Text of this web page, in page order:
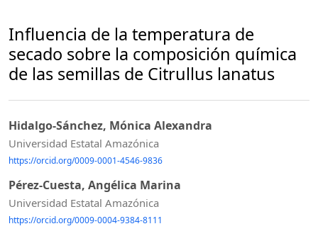
Influencia de la temperatura de
secado sobre la composición química
de las semillas de Citrullus lanatus
Hidalgo-Sánchez, Mónica Alexandra
Universidad Estatal Amazónica
https://orcid.org/0009-0001-4546-9836
Pérez-Cuesta, Angélica Marina
Universidad Estatal Amazónica
https://orcid.org/0009-0004-9384-8111